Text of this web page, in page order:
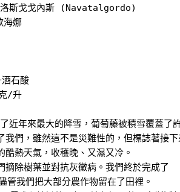
斯戈戈內斯 (Navatalgordo)
海娜
石酸
/升
近年來最大的降雪，葡萄藤被積雪覆蓋了
我們，雖然這不是災難性的，但標誌著接
酷熱天氣，收穫晚、又濕又冷。
摘除樹葉並對抗灰黴病。我們終於完成了
我們把大部分農作物留在了田裡。